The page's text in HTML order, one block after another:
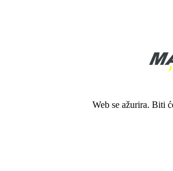
Web se ažurira. Biti